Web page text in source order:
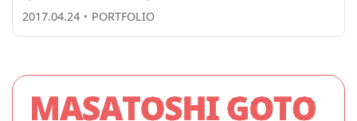
2017.04.24 ・ PORTFOLIO